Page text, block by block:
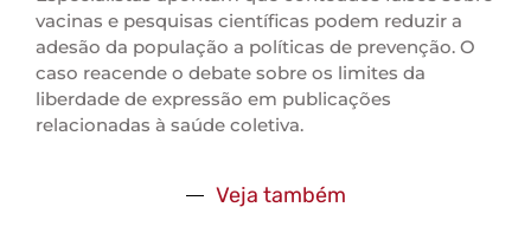
vacinas e pesquisas científicas podem reduzir a
adesão da população a políticas de prevenção. O
caso reacende o debate sobre os limites da
liberdade de expressão em publicações
relacionadas à saúde coletiva.
Veja também